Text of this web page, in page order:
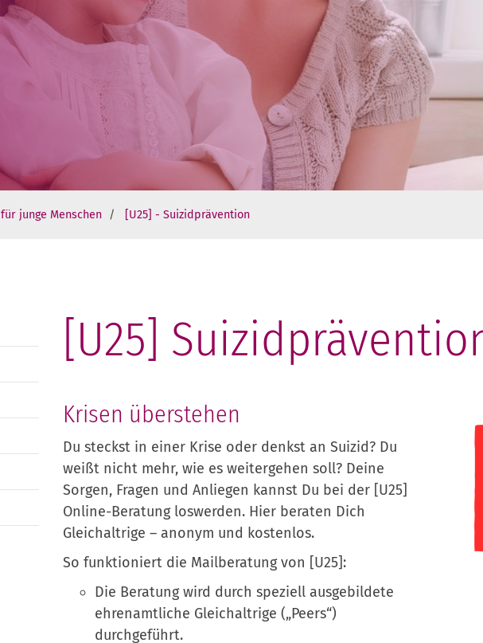
für junge Menschen [U25] - Suizidprävention
[U25]
Krisen überstehen
Du steckst in einer Krise oder denkst an Suizid? Du
weißt nicht mehr, wie es weitergehen soll? Deine
Sorgen, Fragen und Anliegen kannst Du bei der [U25]
Online-Beratung loswerden. Hier beraten Dich
Gleichaltrige – anonym und kostenlos.
So funktioniert die Mailberatung von [U25]:
Die Beratung wird durch speziell ausgebildete
ehrenamtliche Gleichaltrige („Peers“)
durchgeführt.